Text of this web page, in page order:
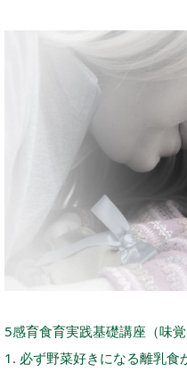
5感育食育実践基礎講座（味
1. 必ず野菜好きになる離乳食